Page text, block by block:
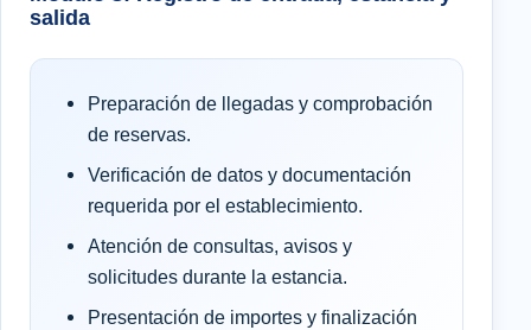
salida
Preparación de llegadas y comprobación
de reservas.
Verificación de datos y documentación
requerida por el establecimiento.
Atención de consultas, avisos y
solicitudes durante la estancia.
Presentación de importes y finalización